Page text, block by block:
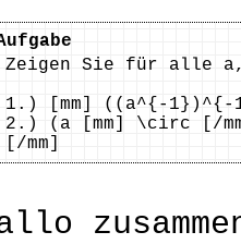
Zeigen Sie für alle
1.) [mm] ((a^{-1})^{-
2.) (a [mm] \circ [/
[/mm]